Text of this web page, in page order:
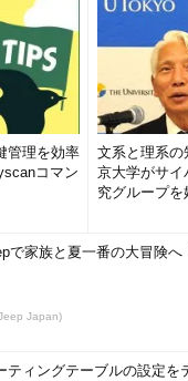
管理を効率
コマン
文系と理系
京大学がサイ
究グループを
で家族と夏一番の大冒険へ
Japan)
ティングテーブルの設定を